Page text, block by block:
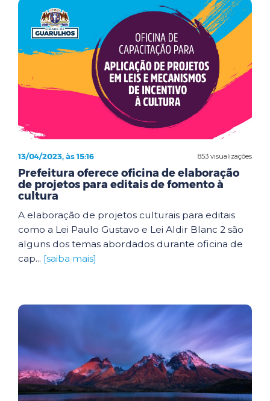
853 visualizações
13/04/2023, às 15:16
Prefeitura oferece oficina de elaboração
de projetos para editais de fomento à
cultura
A elaboração de projetos culturais para editais
como a Lei Paulo Gustavo e Lei Aldir Blanc 2 são
alguns dos temas abordados durante oficina de
cap... [saiba mais]